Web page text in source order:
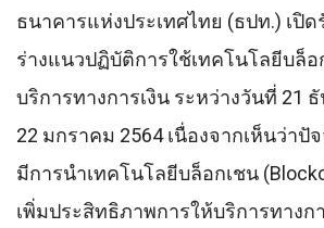
ธนาคารแห่งประเทศไทย (ธปท.) เปิ
ร่างแนวปฏิบัติการใช้เทคโนโลยีบล็อ
บริการทางการเงิน ระหว่างวันที่ 21
22 มกราคม 2564 เนื่องจากเห็นว่าปั
มีการนําเทคโนโลยีบล็อกเชน
เพิ่มประสิทธิภาพการให้บริการทางก